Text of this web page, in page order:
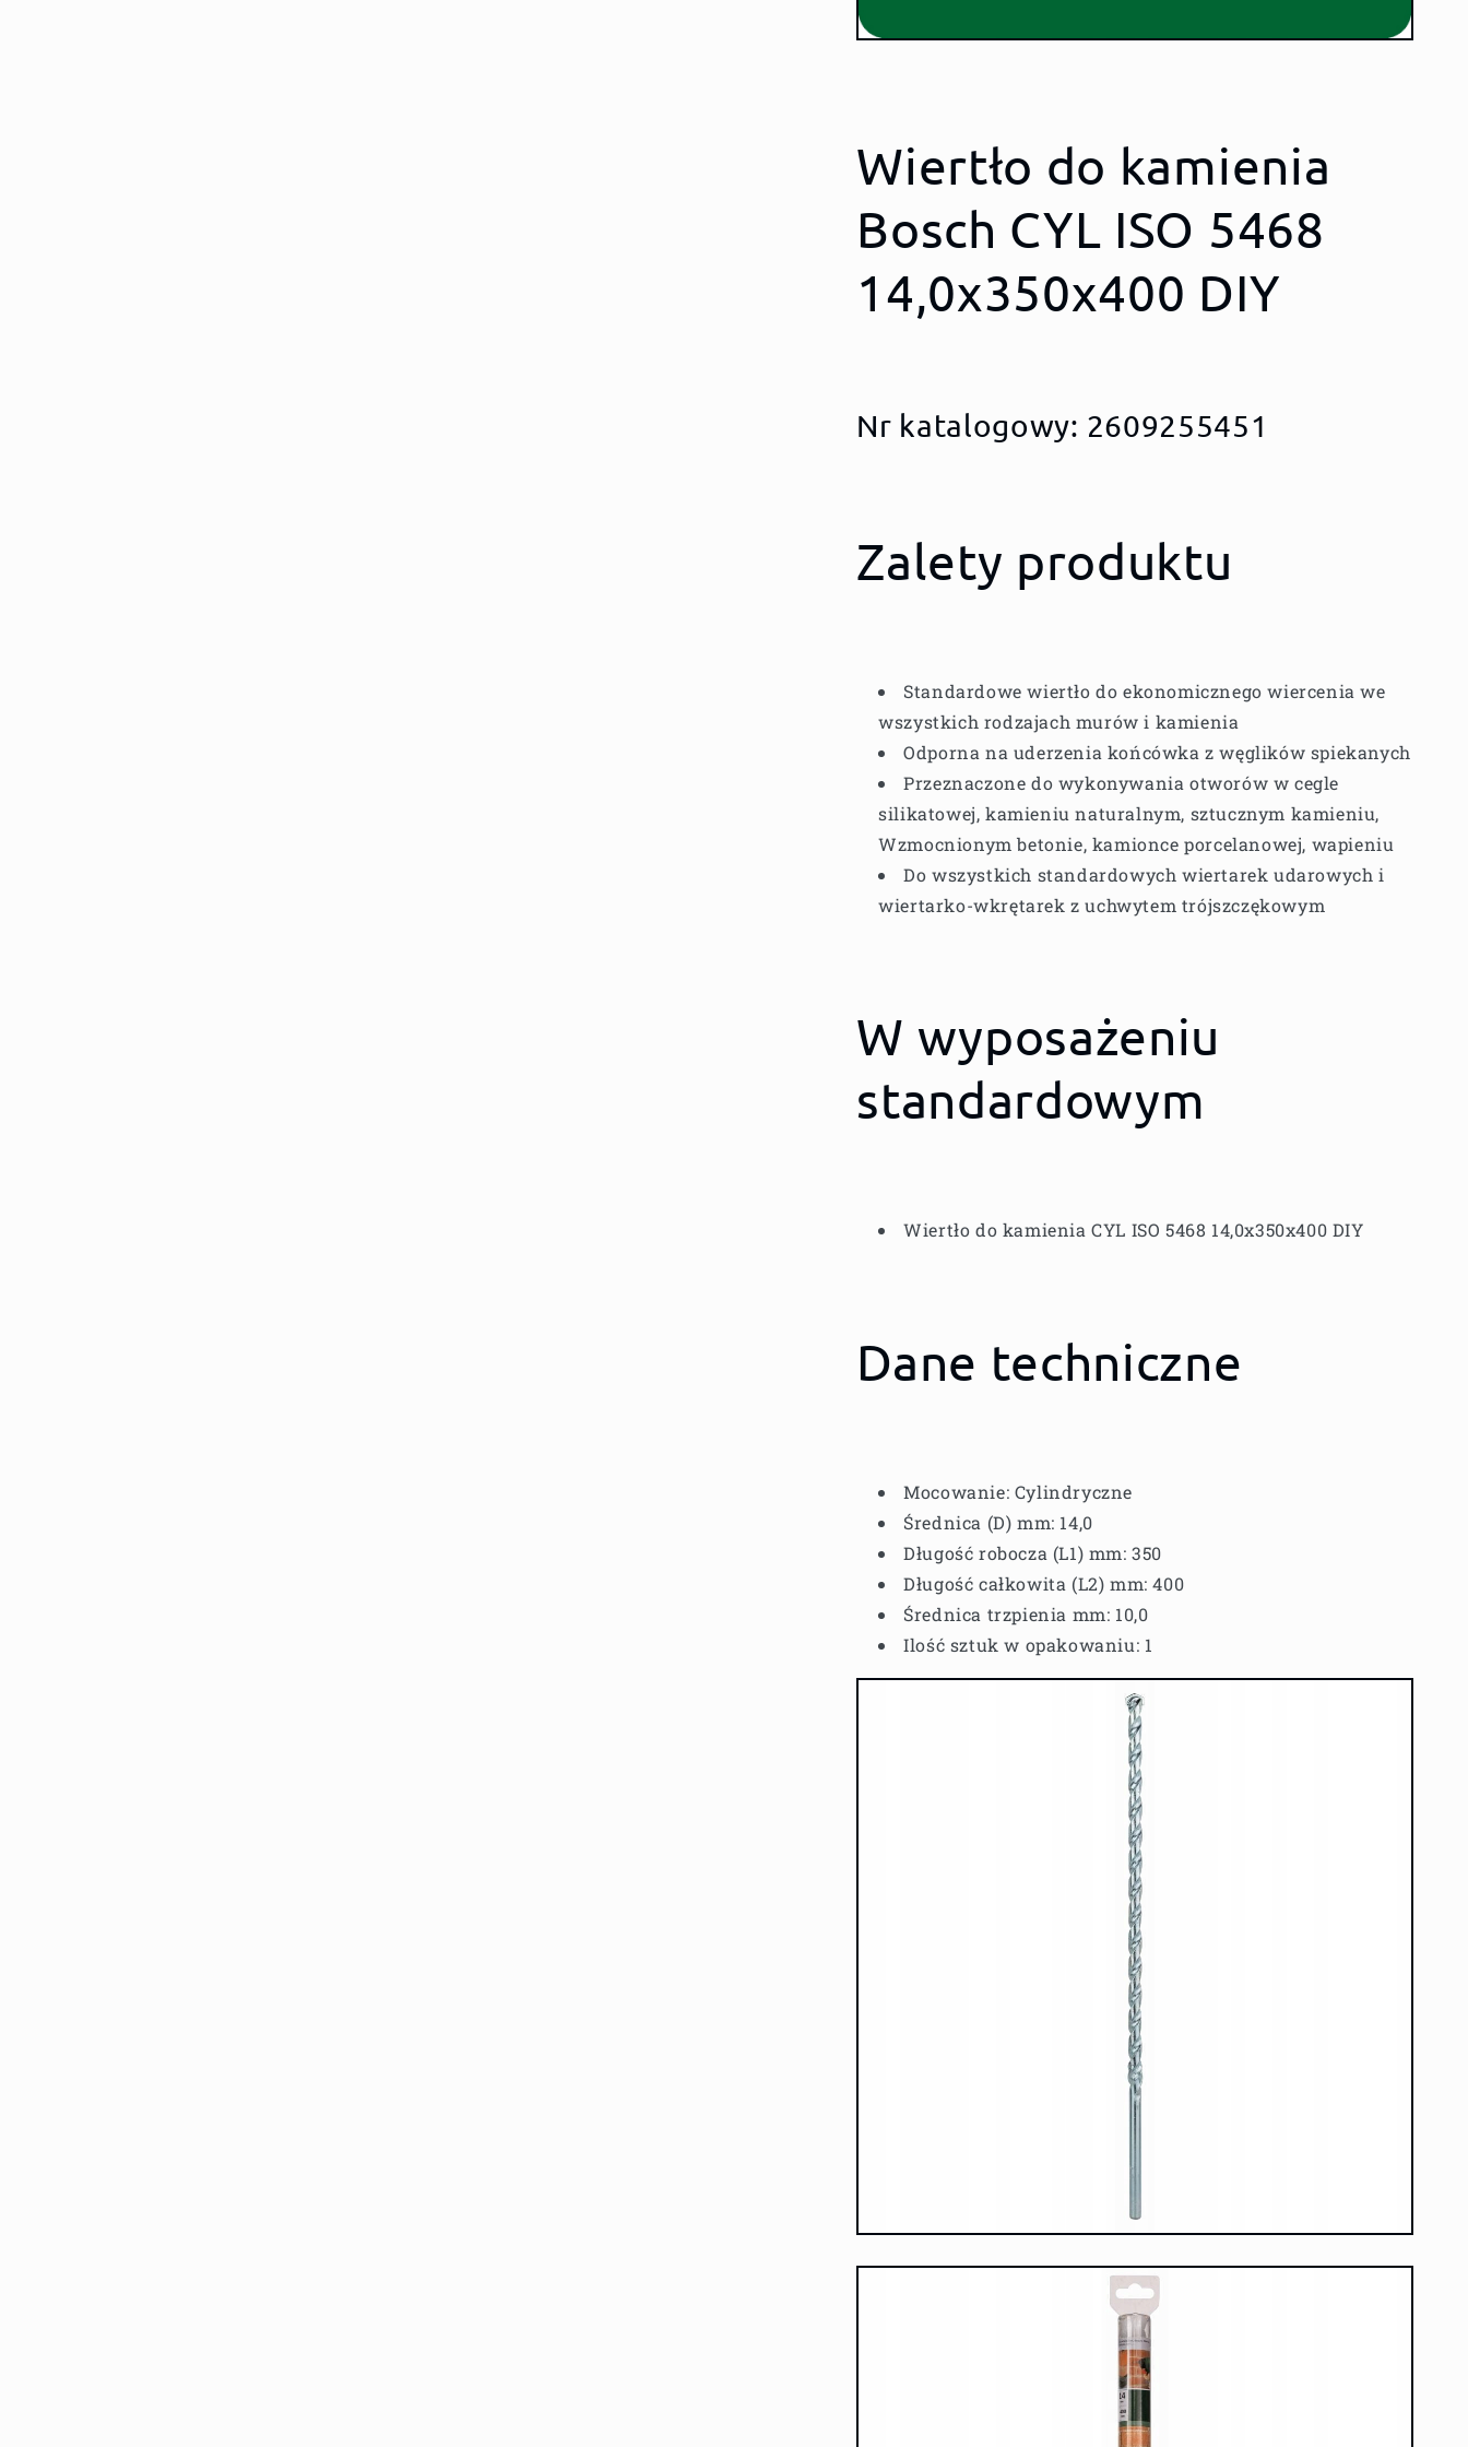
Wiertło do kamienia
Bosch CYL ISO 5468
14,0x350x400 DIY
Nr katalogowy: 2609255451
Zalety produktu
Standardowe wiertło do ekonomicznego wiercenia we
wszystkich rodzajach murów i kamienia
Odporna na uderzenia końcówka z węglików spiekanych
Przeznaczone do wykonywania otworów w cegle
silikatowej, kamieniu naturalnym, sztucznym kamieniu,
Wzmocnionym betonie, kamionce porcelanowej, wapieniu
Do wszystkich standardowych wiertarek udarowych i
wiertarko-wkrętarek z uchwytem trójszczękowym
W wyposażeniu
standardowym
Wiertło do kamienia CYL ISO 5468 14,0x350x400 DIY
Dane techniczne
Mocowanie: Cylindryczne
Średnica (D) mm: 14,0
Długość robocza (L1) mm: 350
Długość całkowita (L2) mm: 400
Średnica trzpienia mm: 10,0
Ilość sztuk w opakowaniu: 1